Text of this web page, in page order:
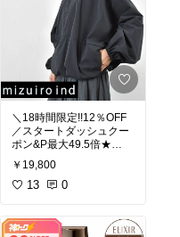
＼18時間限定!!12％OFF
／スタートダッシュクー
ポン&P最大49.5倍★
!!8/4(火)20:00～8/5(水)1
3:59まで mizuiro ind (ミ
ズイロインド)high neck z
￥19,800
13 0